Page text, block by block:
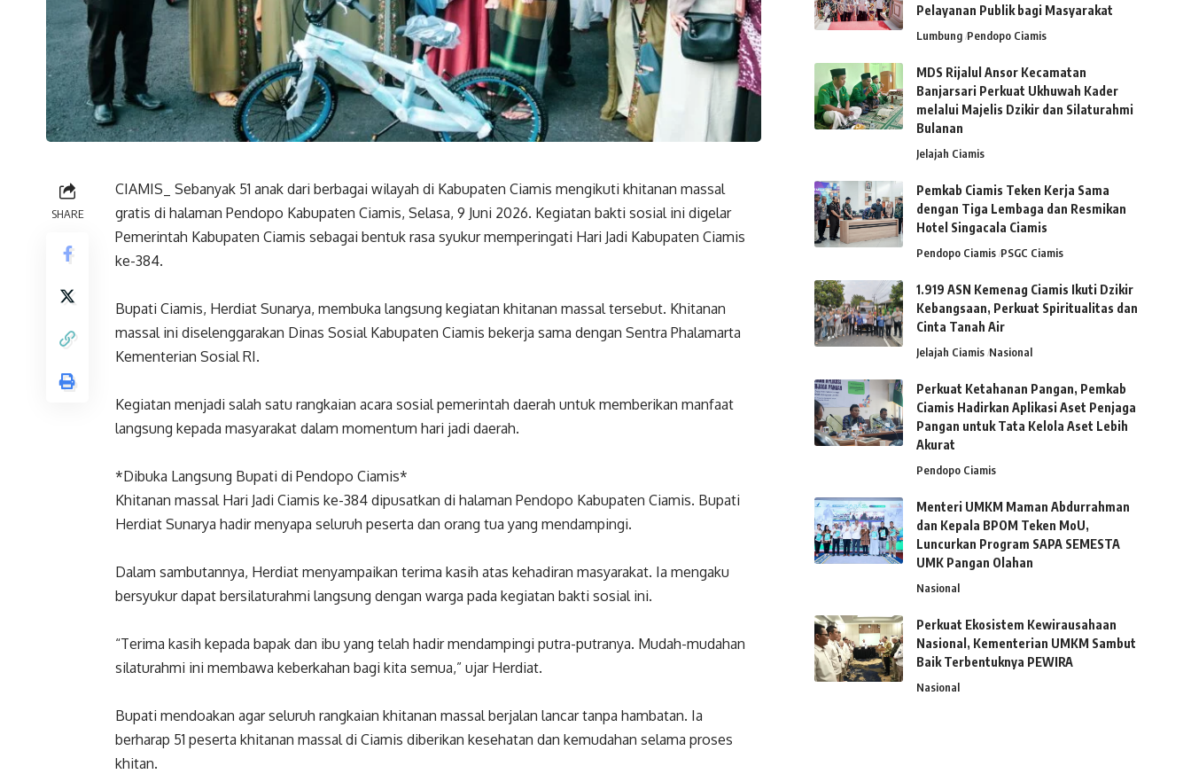
SHARE
CIAMIS_ Sebanyak 51 anak dari berbagai wilayah di Kabupaten Ciamis mengikuti khitanan massal
gratis di halaman Pendopo Kabupaten Ciamis, Selasa, 9 Juni 2026. Kegiatan bakti sosial ini digelar
Pemerintah Kabupaten Ciamis sebagai bentuk rasa syukur memperingati Hari Jadi Kabupaten Ciamis
ke-384.
Bupati Ciamis, Herdiat Sunarya, membuka langsung kegiatan khitanan massal tersebut. Khitanan
massal ini diselenggarakan Dinas Sosial Kabupaten Ciamis bekerja sama dengan Sentra Phalamarta
Kementerian Sosial RI.
Kegiatan menjadi salah satu rangkaian acara sosial pemerintah daerah untuk memberikan manfaat
langsung kepada masyarakat dalam momentum hari jadi daerah.
*Dibuka Langsung Bupati di Pendopo Ciamis*
Khitanan massal Hari Jadi Ciamis ke-384 dipusatkan di halaman Pendopo Kabupaten Ciamis. Bupati
Herdiat Sunarya hadir menyapa seluruh peserta dan orang tua yang mendampingi.
Dalam sambutannya, Herdiat menyampaikan terima kasih atas kehadiran masyarakat. Ia mengaku
bersyukur dapat bersilaturahmi langsung dengan warga pada kegiatan bakti sosial ini.
“Terima kasih kepada bapak dan ibu yang telah hadir mendampingi putra-putranya. Mudah-mudahan
silaturahmi ini membawa keberkahan bagi kita semua,” ujar Herdiat.
Bupati mendoakan agar seluruh rangkaian khitanan massal berjalan lancar tanpa hambatan. Ia
berharap 51 peserta khitanan massal di Ciamis diberikan kesehatan dan kemudahan selama proses
khitan.
Pelayanan Publik bagi Masyarakat
Lumbung Pendopo Ciamis
MDS Rijalul Ansor Kecamatan
Banjarsari Perkuat Ukhuwah Kader
melalui Majelis Dzikir dan Silaturahmi
Bulanan
Jelajah Ciamis
Pemkab Ciamis Teken Kerja Sama
dengan Tiga Lembaga dan Resmikan
Hotel Singacala Ciamis
Pendopo Ciamis PSGC Ciamis
1.919 ASN Kemenag Ciamis Ikuti Dzikir
Kebangsaan, Perkuat Spiritualitas dan
Cinta Tanah Air
Jelajah Ciamis Nasional
Perkuat Ketahanan Pangan, Pemkab
Ciamis Hadirkan Aplikasi Aset Penjaga
Pangan untuk Tata Kelola Aset Lebih
Akurat
Pendopo Ciamis
Menteri UMKM Maman Abdurrahman
dan Kepala BPOM Teken MoU,
Luncurkan Program SAPA SEMESTA
UMK Pangan Olahan
Nasional
Perkuat Ekosistem Kewirausahaan
Nasional, Kementerian UMKM Sambut
Baik Terbentuknya PEWIRA
Nasional